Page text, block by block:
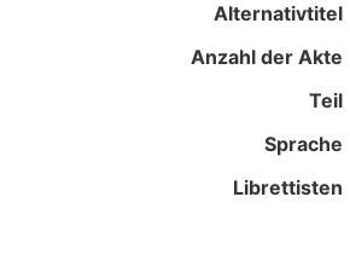
Alternativtitel
Anzahl der Akte
Teil
Sprache
Librettisten